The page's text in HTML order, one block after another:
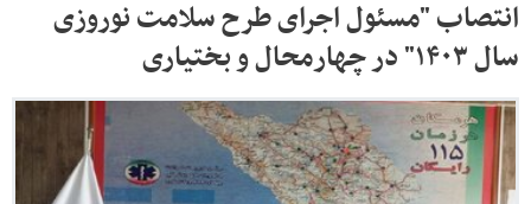
انتصاب "مسئول اجرای طرح سلامت نوروزی
سال ۱۴۰۳" در چهارمحال و بختیاری